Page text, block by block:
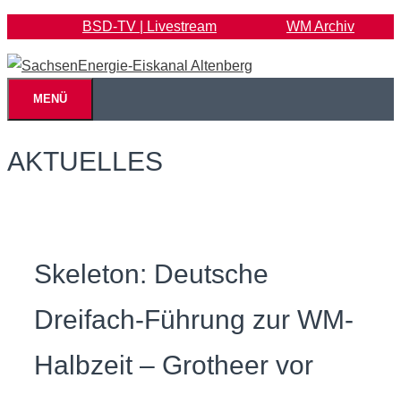
springen
BSD-TV | Livestream WM Archiv
MENÜ
AKTUELLES
Skeleton: Deutsche
Dreifach-Führung zur WM-
Halbzeit – Grotheer vor